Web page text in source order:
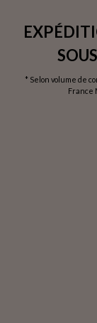
* Selon volume de
France